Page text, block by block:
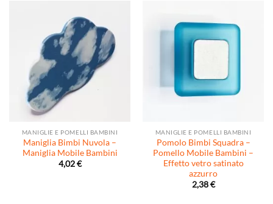
MANIGLIE E POMELLI BAMBINI
Maniglia Bimbi Nuvola –
Maniglia Mobile Bambini
4,02€
MANIGLIE E POMELLI BAMBINI
Pomolo Bimbi Squadra –
Pomello Mobile Bambini –
Effetto vetro satinato
azzurro
2,38€